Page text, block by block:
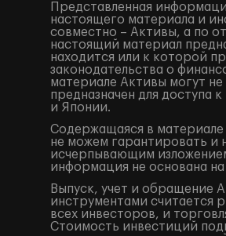
Представленная
настоящего материала и
совместно – Активы, а по
настоящий материал
находится или к которой
законодательства о
материале Активы могут
предназначен для
и Японии.
Содержащаяся в материале
не можем гарантировать и
исчерпывающим
информация не основана на
Выпуск, учет и обращение
инструментами считается
всех инвесторов, и
Стоимость инвестиций